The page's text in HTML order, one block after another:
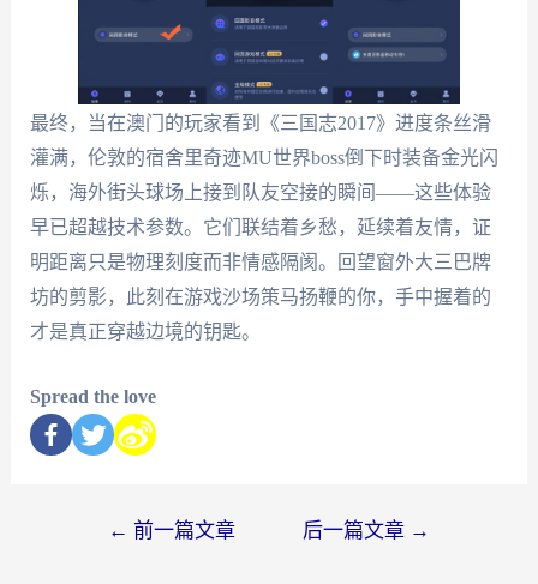
最终，当在澳门的玩家看到《三国志2017》进度条丝滑
灌满，伦敦的宿舍里奇迹MU世界boss倒下时装备金光闪
烁，海外街头球场上接到队友空接的瞬间——这些体验
早已超越技术参数。它们联结着乡愁，延续着友情，证
明距离只是物理刻度而非情感隔阂。回望窗外大三巴牌
坊的剪影，此刻在游戏沙场策马扬鞭的你，手中握着的
才是真正穿越边境的钥匙。
Spread the love
← 前一篇文章 后一篇文章 →